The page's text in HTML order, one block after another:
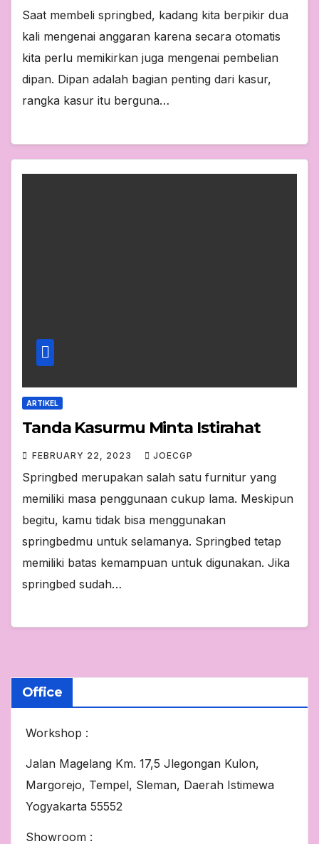
Saat membeli springbed, kadang kita berpikir dua
kali mengenai anggaran karena secara otomatis
kita perlu memikirkan juga mengenai pembelian
dipan. Dipan adalah bagian penting dari kasur,
rangka kasur itu berguna…
ARTIKEL
Tanda Kasurmu Minta Istirahat
FEBRUARY 22, 2023 JOECGP
Springbed merupakan salah satu furnitur yang
memiliki masa penggunaan cukup lama. Meskipun
begitu, kamu tidak bisa menggunakan
springbedmu untuk selamanya. Springbed tetap
memiliki batas kemampuan untuk digunakan. Jika
springbed sudah…
Office
Workshop :
Jalan Magelang Km. 17,5 Jlegongan Kulon,
Margorejo, Tempel, Sleman, Daerah Istimewa
Yogyakarta 55552
Showroom :